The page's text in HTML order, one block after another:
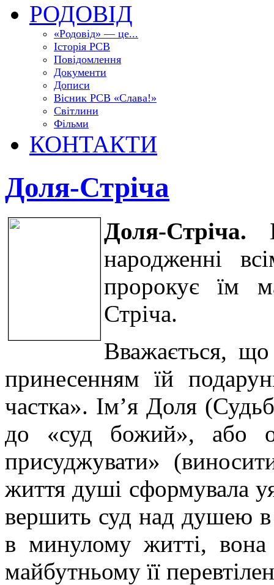
РОДОВІД
«Родовід» — це...
Історія РСВ
Повідомлення
Документи
Дописи
Вісник РСВ «Слава!»
Світлини
Фільми
КОНТАКТИ
Доля-Стріча
Доля-Стріча.
народженні
пророкує їм
Стріча.
Вважається,
принесенням їй
частка». Ім’я Доля
до «суд божий», або
присуджувати»
життя душі сформувала
вершить суд над душею в
в минулому житті,
майбутньому її